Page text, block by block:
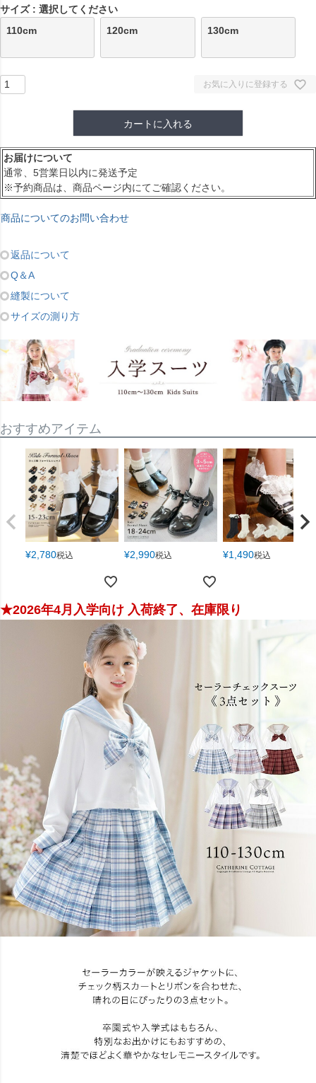
サイズ
選択してください
110cm
120cm 130cm
お気に入りに登録する
カートに入れる
お届けについて
通常、5営業日以内に発送予定
※予約商品は、商品ページ内にてご確認ください。
商品についてのお問い合わせ
返品について
Q＆A
縫製について
サイズの測り方
おすすめアイテム
¥2,780税込 ¥2,990税込 ¥1,490税込
★2026年4月入学向け 入荷終了、在庫限り